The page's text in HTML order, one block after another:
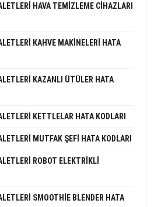
HAVA TEMIZLEME CIHAZLARI
KAHVE MAKINELERI HATA
KAZANLI ÜTÜLER HATA
KETTLELAR HATA KODLARI
MUTFAK ŞEFI HATA KODLARI
ROBOT ELEKTRIKLI
SMOOTHIE BLENDER HATA